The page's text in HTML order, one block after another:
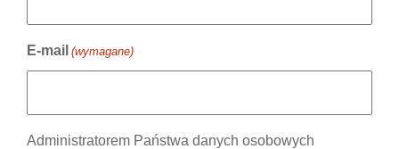
E-mail (wymagane)
Administratorem Państwa danych osobowych